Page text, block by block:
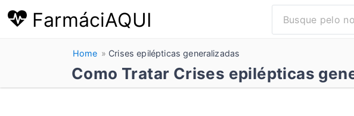
FarmáciAQUI
Home Crises epilépticas generalizadas
Como Tratar Crises epilépticas